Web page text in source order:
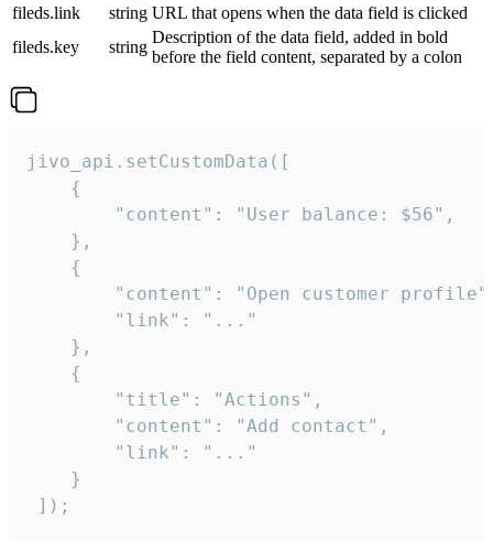
fileds.link
string URL that opens when the data field is clicked
fileds.key
string
Description of the data field, added in bold
before the field content, separated by a colon
jivo_api.setCustomData([
    {
        "content": "User balance: $56",
    },
    {
"content": "Open customer
        "link": "..."
    },
    {
        "title": "Actions",
        "content": "Add contact",
        "link": "..."
    }
]);